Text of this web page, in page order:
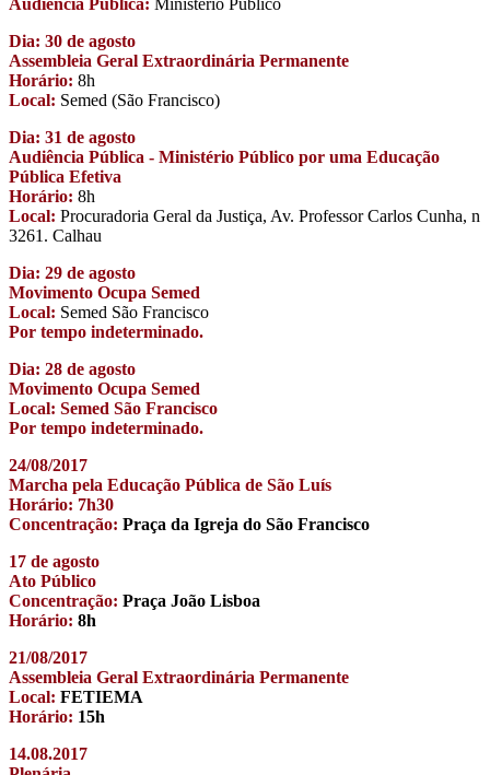
Audiência Pública: Ministério Público
Dia: 30 de agosto
Assembleia Geral Extraordinária Permanente
Horário: 8h
Local: Semed (São Francisco)
Dia: 31 de agosto
Audiência Pública - Ministério Público por uma Educação
Pública Efetiva
Horário: 8h
Local: Procuradoria Geral da Justiça, Av. Professor Carlos Cunha, n
3261. Calhau
Dia: 29 de agosto
Movimento Ocupa Semed
Local: Semed São Francisco
Por tempo indeterminado.
Dia: 28 de agosto
Movimento Ocupa Semed
Local: Semed São Francisco
Por tempo indeterminado.
24/08/2017
Marcha pela Educação Pública de São Luís
Horário: 7h30
Concentração: Praça da Igreja do São Francisco
17 de agosto
Ato Público
Concentração: Praça João Lisboa
Horário: 8h
21/08/2017
Assembleia Geral Extraordinária Permanente
Local: FETIEMA
Horário: 15h
14.08.2017